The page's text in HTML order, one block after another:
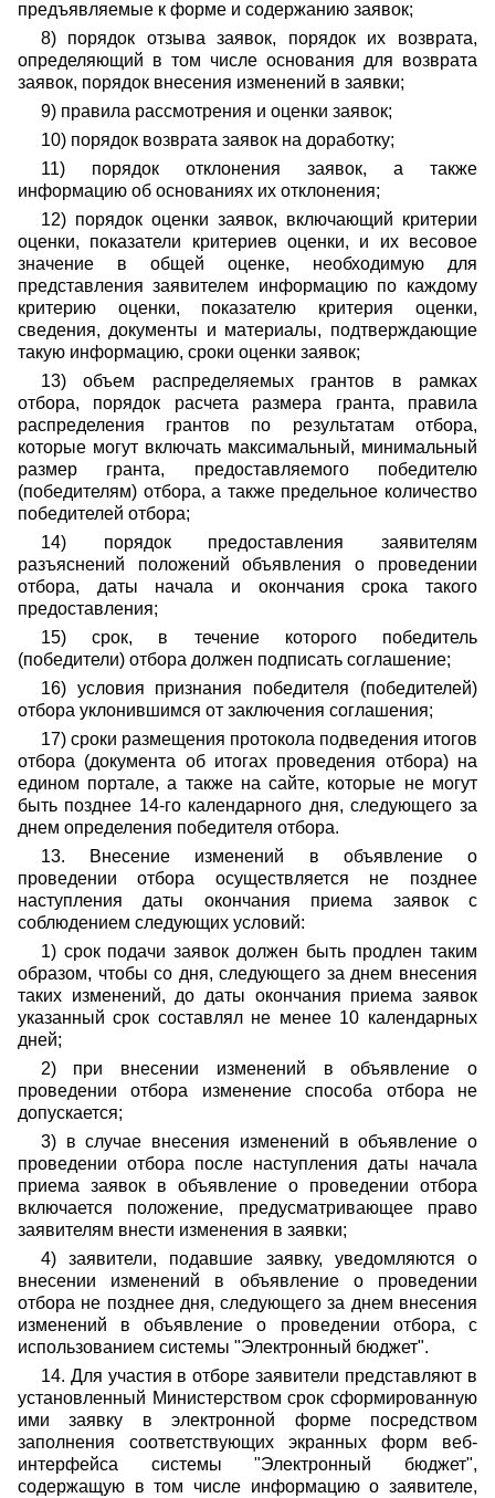
предъявляемые к форме и содержанию заявок;
8) порядок отзыва заявок, порядок их возврата,
определяющий в том числе основания для возврата
заявок, порядок внесения изменений в заявки;
9) правила рассмотрения и оценки заявок;
10) порядок возврата заявок на доработку;
11) порядок отклонения заявок, а также
информацию об основаниях их отклонения;
12) порядок оценки заявок, включающий критерии
оценки, показатели критериев оценки, и их весовое
значение в общей оценке, необходимую для
представления заявителем информацию по каждому
критерию оценки, показателю критерия оценки,
сведения, документы и материалы, подтверждающие
такую информацию, сроки оценки заявок;
13) объем распределяемых грантов в рамках
отбора, порядок расчета размера гранта, правила
распределения грантов по результатам отбора,
которые могут включать максимальный, минимальный
размер гранта, предоставляемого победителю
(победителям) отбора, а также предельное количество
победителей отбора;
14) порядок предоставления заявителям
разъяснений положений объявления о проведении
отбора, даты начала и окончания срока такого
предоставления;
15) срок, в течение которого победитель
(победители) отбора должен подписать соглашение;
16) условия признания победителя (победителей)
отбора уклонившимся от заключения соглашения;
17) сроки размещения протокола подведения итогов
отбора (документа об итогах проведения отбора) на
едином портале, а также на сайте, которые не могут
быть позднее 14-го календарного дня, следующего за
днем определения победителя отбора.
13. Внесение изменений в объявление о
проведении отбора осуществляется не позднее
наступления даты окончания приема заявок с
соблюдением следующих условий:
1) срок подачи заявок должен быть продлен таким
образом, чтобы со дня, следующего за днем внесения
таких изменений, до даты окончания приема заявок
указанный срок составлял не менее 10 календарных
дней;
2) при внесении изменений в объявление о
проведении отбора изменение способа отбора не
допускается;
3) в случае внесения изменений в объявление о
проведении отбора после наступления даты начала
приема заявок в объявление о проведении отбора
включается положение, предусматривающее право
заявителям внести изменения в заявки;
4) заявители, подавшие заявку, уведомляются о
внесении изменений в объявление о проведении
отбора не позднее дня, следующего за днем внесения
изменений в объявление о проведении отбора, с
использованием системы "Электронный бюджет".
14. Для участия в отборе заявители представляют в
установленный Министерством срок сформированную
ими заявку в электронной форме посредством
заполнения соответствующих экранных форм веб-
интерфейса системы "Электронный бюджет",
содержащую в том числе информацию о заявителе,